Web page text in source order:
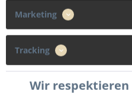
Cup
Marketing
Tracking
Wir